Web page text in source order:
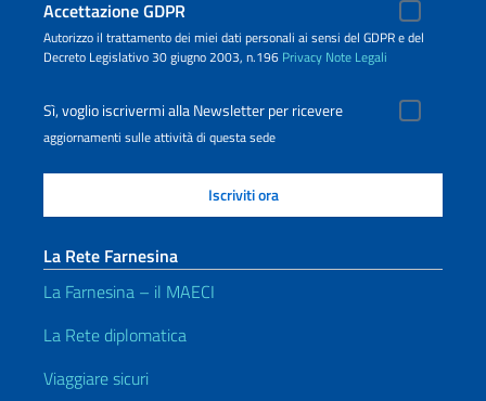
Accettazione GDPR
Autorizzo il trattamento dei miei dati personali ai sensi del GDPR e del
Decreto Legislativo 30 giugno 2003, n.196 Privacy Note Legali
Sì, voglio iscrivermi alla Newsletter per ricevere
aggiornamenti sulle attività di questa sede
La Rete Farnesina
La Farnesina – il MAECI
La Rete diplomatica
Viaggiare sicuri